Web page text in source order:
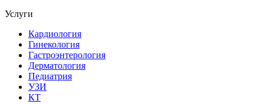
Услуги
Кардиология
Гинекология
Гастроэнтерология
Дерматология
Педиатрия
УЗИ
КТ